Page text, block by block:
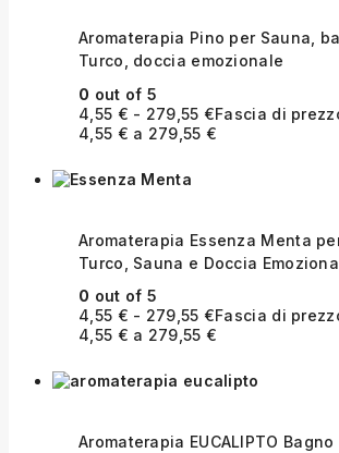
Aromaterapia Pino per Sauna,
Turco, doccia emozionale
0 out of 5
4,55 € - 279,55 €Fascia di
4,55 € a 279,55 €
Aromaterapia Essenza Menta
Turco, Sauna e Doccia
0 out of 5
4,55 € - 279,55 €Fascia di
4,55 € a 279,55 €
Aromaterapia EUCALIPTO Bagno